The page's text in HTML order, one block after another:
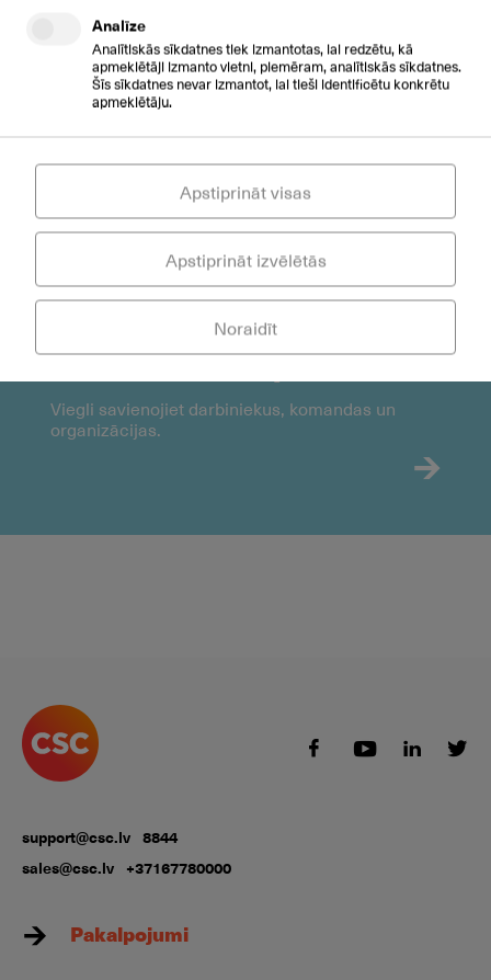
Video Innovation
Izbaudiet interesantāku klientu, pacientu un
Connected Spaces
Viegli savienojiet darbiniekus, komandas un
organizācijas.
support@csc.lv 8844
sales@csc.lv +37167780000
Pakalpojumi
Analīze
Analītiskās sīkdatnes tiek izmantotas, lai redzētu, kā
apmeklētāji izmanto vietni, piemēram, analītiskās sīkdatnes.
Šīs sīkdatnes nevar izmantot, lai tieši identificētu konkrētu
apmeklētāju.
Noraidīt
Apstiprināt izvēlētās
Apstiprināt visas